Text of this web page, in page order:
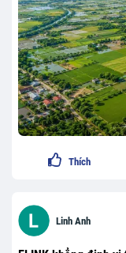
Thích
Linh Anh